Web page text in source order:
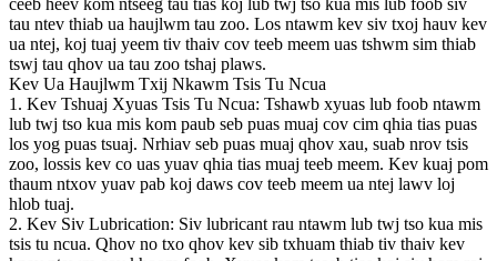
ceeb heev kom ntseeg tau tias koj lub twj tso kua mis lub foob siv
tau ntev thiab ua haujlwm tau zoo. Los ntawm kev siv txoj hauv kev
ua ntej, koj tuaj yeem tiv thaiv cov teeb meem uas tshwm sim thiab
tswj tau qhov ua tau zoo tshaj plaws.
Kev Ua Haujlwm Txij Nkawm Tsis Tu Ncua
1. Kev Tshuaj Xyuas Tsis Tu Ncua: Tshawb xyuas lub foob ntawm
lub twj tso kua mis kom paub seb puas muaj cov cim qhia tias puas
los yog puas tsuaj. Nrhiav seb puas muaj qhov xau, suab nrov tsis
zoo, lossis kev co uas yuav qhia tias muaj teeb meem. Kev kuaj pom
thaum ntxov yuav pab koj daws cov teeb meem ua ntej lawv loj
hlob tuaj.
2. Kev Siv Lubrication: Siv lubricant rau ntawm lub twj tso kua mis
tsis tu ncua. Qhov no txo ​​qhov kev sib txhuam thiab tiv thaiv kev